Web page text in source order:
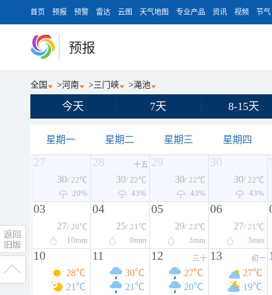
首页 预报 预警 雷达 云图 天气地图 专业产品 资讯 视频 节气
预报
全国 >河南 >三门峡 >渑池
今天 7天 8-15天
星期一 星期二 星期三 星期四
27
30/ 22℃
20%
28 十五
30/ 22℃
43%
29
30/ 22℃
43%
30
30/ 22℃
43%
03
27/ 20℃
10mm
04
25/ 21℃
0mm
05
29/ 23℃
3mm
06
27/ 21℃
3mm
10
28℃
21℃
11
30℃
21℃
12 三十
27℃
20℃
13 初一
27℃
19℃